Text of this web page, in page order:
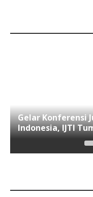
Gelar Konferensi
Indonesia, IJTI
Jurnalis Muda di